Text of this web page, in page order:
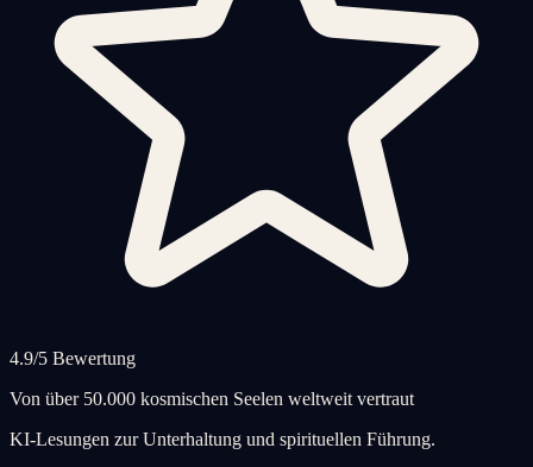
4.9/5 Bewertung
Von über 50.000 kosmischen Seelen weltweit vertraut
KI-Lesungen zur Unterhaltung und spirituellen Führung.